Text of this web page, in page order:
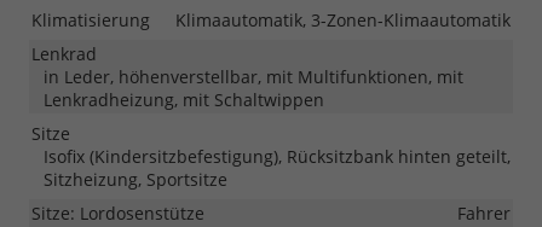
Klimatisierung
Klimaautomatik, 3-Zonen-Klimaautomatik
Lenkrad
in Leder, höhenverstellbar, mit Multifunktionen, mit
Lenkradheizung, mit Schaltwippen
Sitze
Isofix (Kindersitzbefestigung), Rücksitzbank hinten geteilt,
Sitzheizung, Sportsitze
Sitze: Lordosenstütze
Fahrer